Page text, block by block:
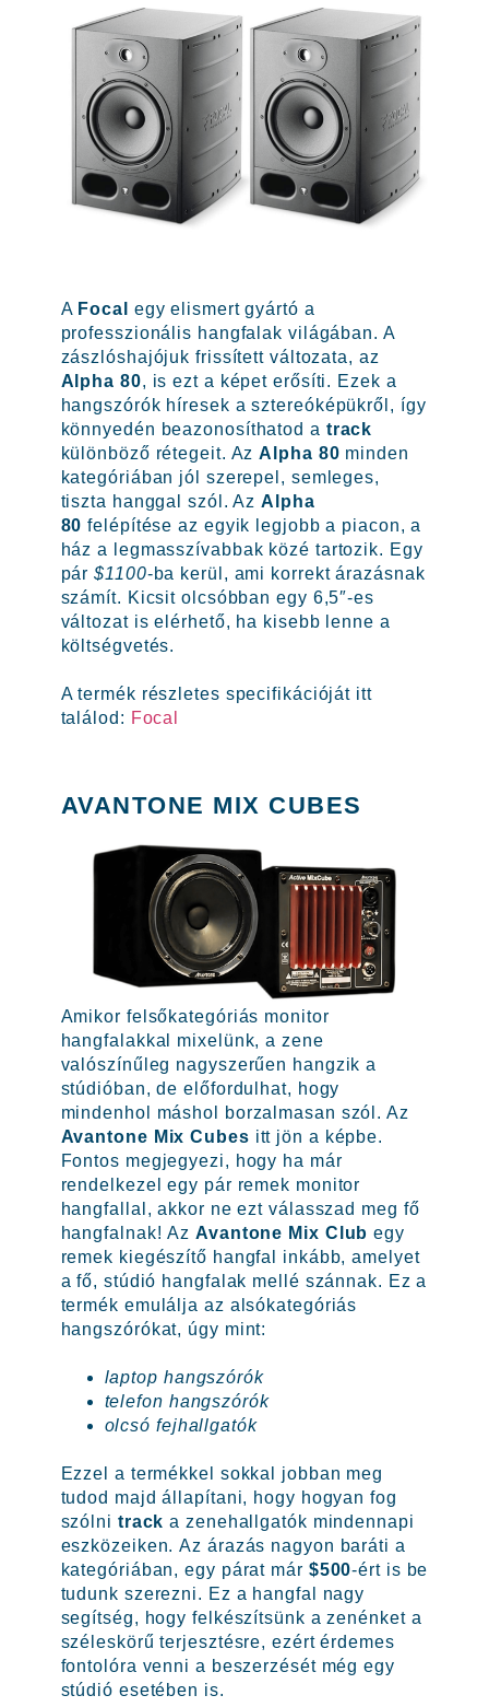
A Focal
egy elismert gyártó a
professzionális hangfalak világában. A
zászlóshajójuk frissített változata, az
Alpha 80, is ezt a képet erősíti. Ezek a
hangszórók híresek a sztereóképükről, így
könnyedén beazonosíthatod a track
különböző rétegeit. AzAlpha 80 minden
kategóriában jól szerepel, semleges,
tiszta hanggal szól. AzAlpha
80 felépítése az egyik legjobb a piacon, a
ház a legmasszívabbak közé tartozik. Egy
pár$1100-ba kerül, ami korrekt árazásnak
számít. Kicsit olcsóbban egy 6,5″-es
változat is elérhető, ha kisebb lenne a
költségvetés.
A termék részletes specifikációját itt
találod: Focal
AVANTONE MIX CUBES
Amikor felsőkategóriás monitor
hangfalakkal mixelünk, a zene
valószínűleg nagyszerűen hangzik a
stúdióban, de előfordulhat, hogy
mindenhol máshol borzalmasan szól. Az
Avantone Mix Cubes itt jön a képbe.
Fontos megjegyezi, hogy ha már
rendelkezel egy pár remek monitor
hangfallal, akkor ne ezt válasszad meg fő
hangfalnak! AzAvantone Mix Club egy
remek kiegészítő hangfal inkább, amelyet
a fő, stúdió hangfalak mellé szánnak. Ez a
termék emulálja az alsókategóriás
hangszórókat, úgy mint:
laptop hangszórók
telefon hangszórók
olcsó fejhallgatók
Ezzel a termékkel sokkal jobban meg
tudod majd állapítani, hogy hogyan fog
szólni track a zenehallgatók mindennapi
eszközeiken. Az árazás nagyon baráti a
kategóriában, egy párat már $500-ért is be
tudunk szerezni. Ez a hangfal nagy
segítség, hogy felkészítsünk a zenénket a
széleskörű terjesztésre, ezért érdemes
fontolóra venni a beszerzését még egy
stúdió esetében is.